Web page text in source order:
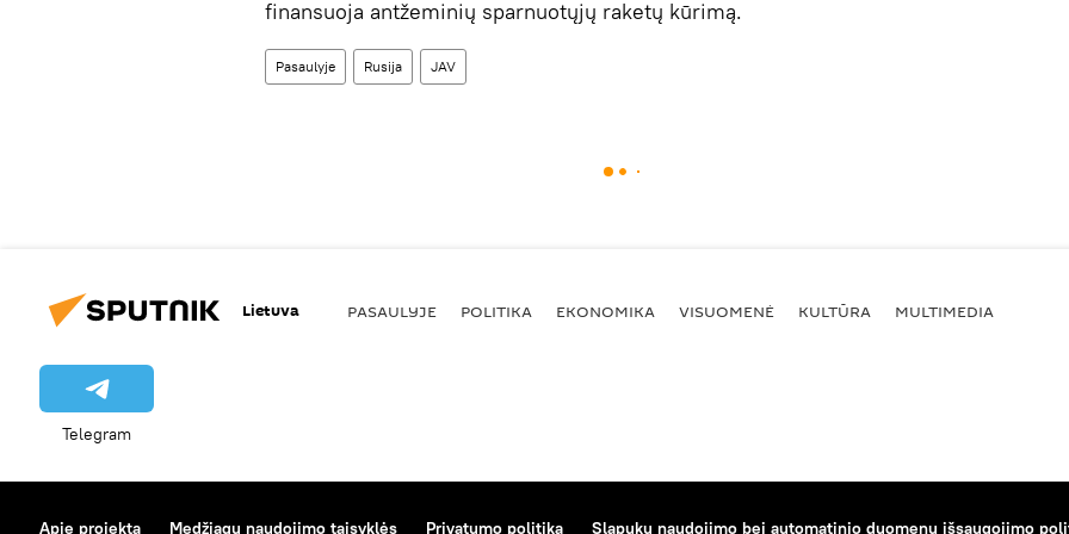
finansuoja antžeminių sparnuotųjų raketų kūrimą.
Pasaulyje Rusija JAV
Lietuva PASAULYJE POLITIKA EKONOMIKA VISUOMENĖ KULTŪRA MULTIMEDIA
Telegram
Apie projektą Medžiagų naudojimo taisyklės Privatumo politika Slapukų naudojimo bei automatinio duomenų išsaugojimo